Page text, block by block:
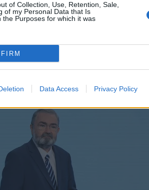
of Collection, Use, Retention, Sale,
of my Personal Data that Is
the Purposes for which it was
Data Access Privacy Policy